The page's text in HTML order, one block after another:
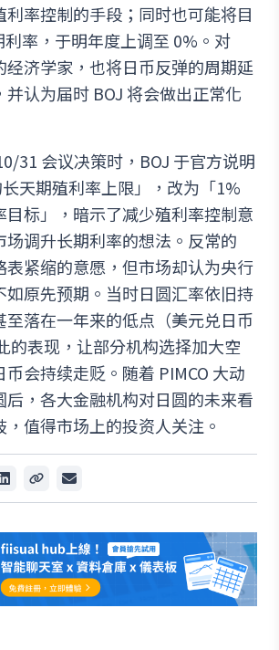
利率控制的手段；同时也可能将目
率，于明年度上调至 0%。对
经济学家，也将日币反弹的周期延
认为届时 BOJ 将会做出正常化
31 会议决策时，BOJ 于官方说明
天期殖利率上限」，改为「1%
目标」，暗示了减少殖利率控制意
场调升长期利率的想法。反常的
表紧缩的意愿，但市场却认为央行
如原先预期。当时日圆汇率依旧持
至落在一年来的低点（美元兑日币
的表现，让部分机构选择加大空
会持续走贬。随着 PIMCO 大动
后，各大金融机构对日圆的未来看
值得市场上的投资人关注。